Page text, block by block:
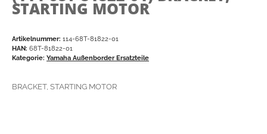
STARTING MOTOR
Artikelnummer: 114-68T-81822-01
HAN: 68T-81822-01
Kategorie: Yamaha Außenborder Ersatzteile
BRACKET, STARTING MOTOR